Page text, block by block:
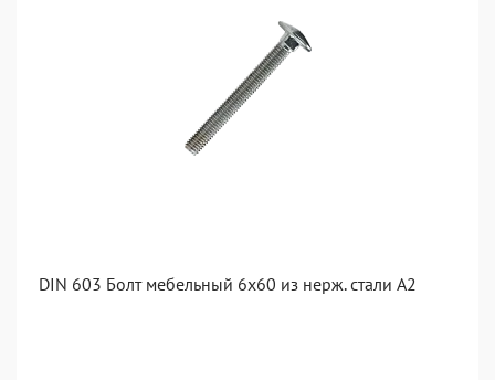
DIN 603 Болт мебельный 6х60 из нерж. стали А2